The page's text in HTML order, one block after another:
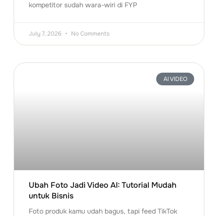
kompetitor sudah wara-wiri di FYP
July 7, 2026 No Comments
AI VIDEO
Ubah Foto Jadi Video AI: Tutorial Mudah
untuk Bisnis
Foto produk kamu udah bagus, tapi feed TikTok